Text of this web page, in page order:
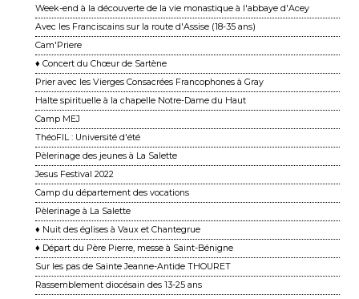
Week-end à la découverte de la vie monastique à l'abbaye d'Acey
Avec les Franciscains sur la route d'Assise (18-35 ans)
Cam'Priere
♦ Concert du Chœur de Sartène
Prier avec les Vierges Consacrées Francophones à Gray
Halte spirituelle à la chapelle Notre-Dame du Haut
Camp MEJ
ThéoFIL : Université d'été
Pèlerinage des jeunes à La Salette
Jesus Festival 2022
Camp du département des vocations
Pèlerinage à La Salette
♦ Nuit des églises à Vaux et Chantegrue
♦ Départ du Père Pierre, messe à Saint-Bénigne
Sur les pas de Sainte Jeanne-Antide THOURET
Rassemblement diocésain des 13-25 ans